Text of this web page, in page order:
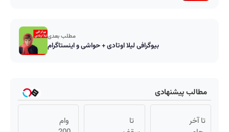
مطلب بعدی
بیوگرافی لیلا اوتادی + حواشی و اینستاگرام
مطالب پیشنهادی
تا آخر
تا
وام